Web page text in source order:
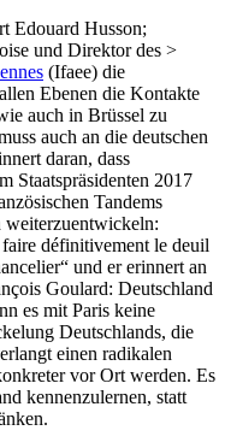
Edouard Husson;
und Direktor des >
(Ifaee) die
Ebenen die Kontakte
auch in Brüssel zu
auch an die deutschen
daran, dass
Staatspräsidenten 2017
Tandems
weiterzuentwickeln:
définitivement le deuil
und er erinnert an
Goulard: Deutschland
es mit Paris keine
Deutschlands, die
einen radikalen
vor Ort werden. Es
kennenzulernen, statt